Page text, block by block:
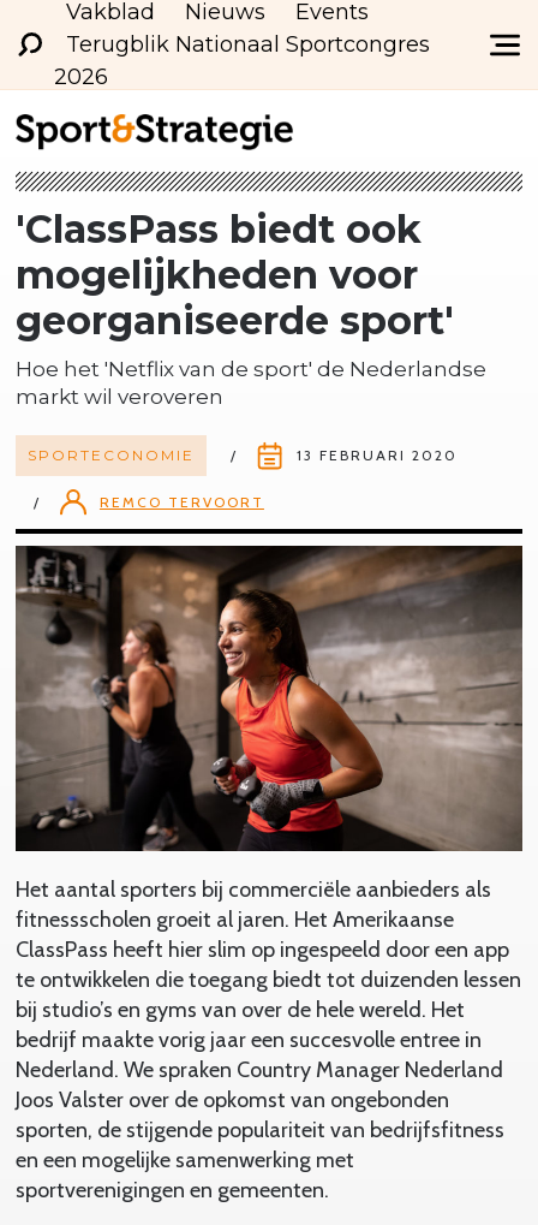
Vakblad Nieuws
Events
Terugblik Nationaal Sportcongres
2026
'ClassPass biedt ook
mogelijkheden voor
georganiseerde sport'
Hoe het 'Netflix van de sport' de Nederlandse
markt wil veroveren
SPORTECONOMIE 13 FEBRUARI 2020
REMCO TERVOORT
Het aantal sporters bij commerciële aanbieders als
fitnessscholen groeit al jaren. Het Amerikaanse
ClassPass heeft hier slim op ingespeeld door een app
te ontwikkelen die toegang biedt tot duizenden lessen
bij studio’s en gyms van over de hele wereld. Het
bedrijf maakte vorig jaar een succesvolle entree in
Nederland. We spraken Country Manager Nederland
Joos Valster over de opkomst van ongebonden
sporten, de stijgende populariteit van bedrijfsfitness
en een mogelijke samenwerking met
sportverenigingen en gemeenten.